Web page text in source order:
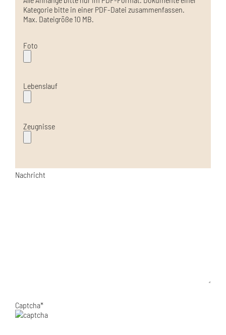
Kategorie bitte in einer PDF-Datei zusammenfassen.
Max. Dateigröße 10 MB.
Foto
Lebenslauf
Zeugnisse
Nachricht
Captcha*